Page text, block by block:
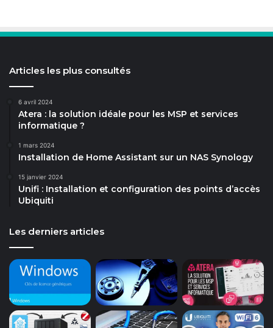
Articles les plus consultés
6 avril 2024
Atera : la solution idéale pour les MSP et services
informatique ?
1 mars 2024
Installation de Home Assistant sur un NAS Synology
15 janvier 2024
Unifi : Installation et configuration des points d’accès
Ubiquiti
Les derniers articles